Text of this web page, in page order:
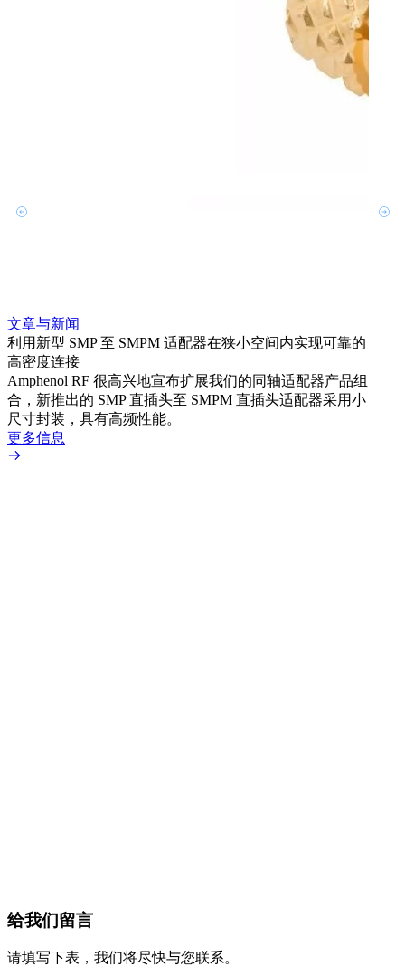
文章与新闻
利用新型 SMP 至 SMPM 适配器在狭小空间内实现可靠的
高密度连接
Amphenol RF 很高兴地宣布扩展我们的同轴适配器产品组
合，新推出的 SMP 直插头至 SMPM 直插头适配器采用小
尺寸封装，具有高频性能。
更多信息
给我们留言
请填写下表，我们将尽快与您联系。